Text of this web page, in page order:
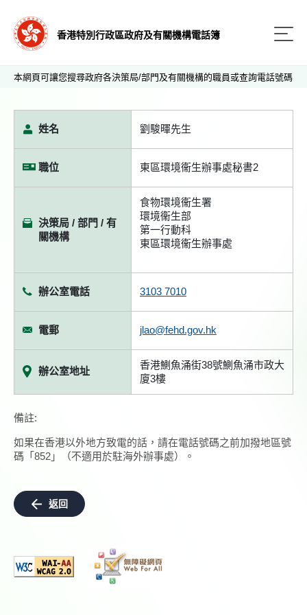
香港特別行政區政府及有關機構電話簿
本網頁可讓您搜尋政府各決策局/部門及有關機構的職員或查詢電話號碼
姓名 劉駿暉先生
職位 東區環境衞生辦事處秘書2
決策局 / 部門 / 有
關機構
食物環境衞生署
環境衞生部
第一行動科
東區環境衞生辦事處
辦公室電話 3103 7010
電郵 jlao@fehd.gov.hk
辦公室地址
香港鰂魚涌街38號鰂魚涌市政大
廈3樓
備註:
如果在香港以外地方致電的話，請在電話號碼之前加撥地區號
碼「852」（不適用於駐海外辦事處）。
返回